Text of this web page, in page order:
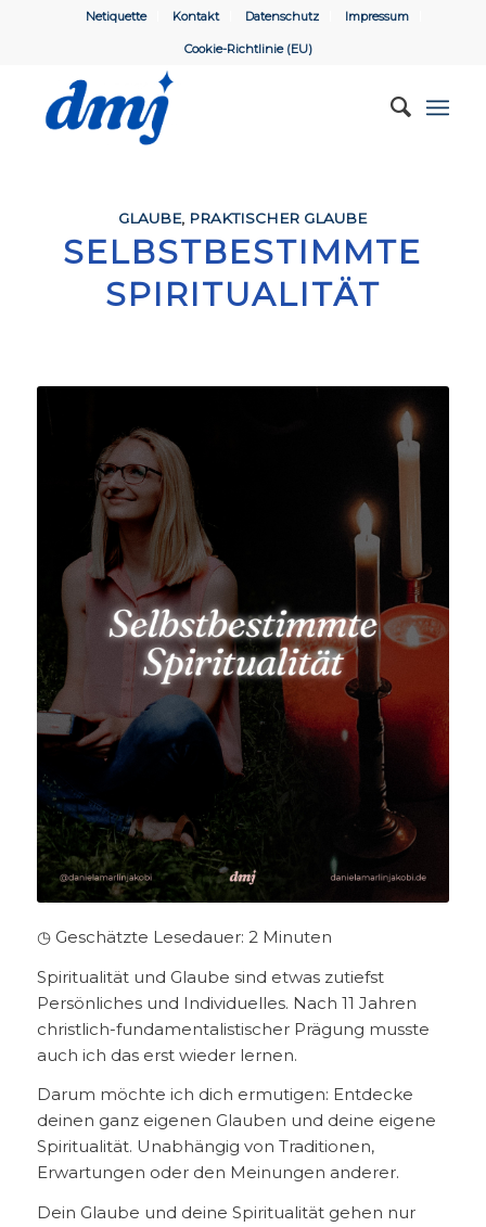
Netiquette Kontakt Datenschutz Impressum
Cookie-Richtlinie (EU)
GLAUBE, PRAKTISCHER GLAUBE
SELBSTBESTIMMTE
SPIRITUALITÄT
◷ Geschätzte Lesedauer: 2 Minuten
Spiritualität und Glaube sind etwas zutiefst
Persönliches und Individuelles. Nach 11 Jahren
christlich-fundamentalistischer Prägung musste
auch ich das erst wieder lernen.
Darum möchte ich dich ermutigen: Entdecke
deinen ganz eigenen Glauben und deine eigene
Spiritualität. Unabhängig von Traditionen,
Erwartungen oder den Meinungen anderer.
Dein Glaube und deine Spiritualität gehen nur